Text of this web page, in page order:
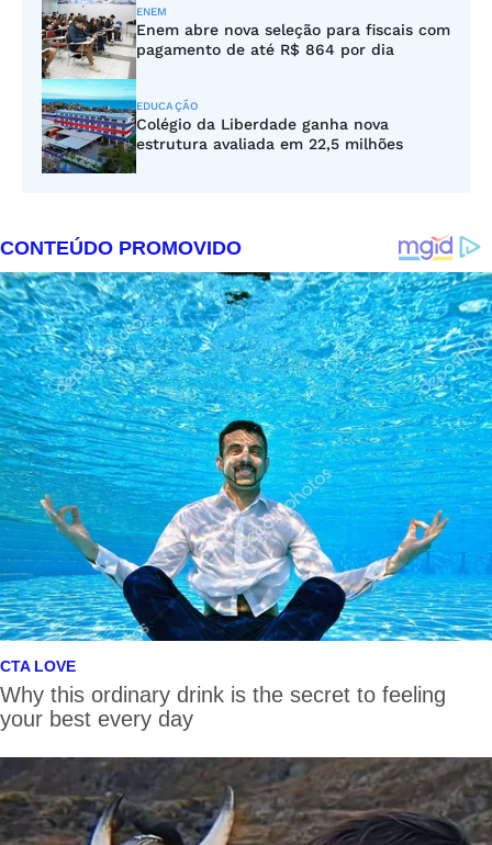
ENEM
Enem abre nova seleção para fiscais com
pagamento de até R$ 864 por dia
EDUCAÇÃO
Colégio da Liberdade ganha nova
estrutura avaliada em 22,5 milhões